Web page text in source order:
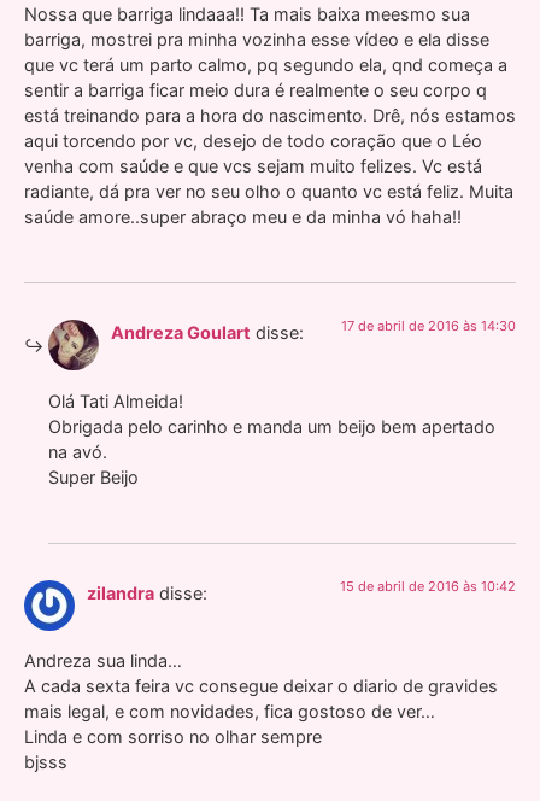
Nossa que barriga lindaaa!! Ta mais baixa meesmo sua
barriga, mostrei pra minha vozinha esse vídeo e ela disse
que vc terá um parto calmo, pq segundo ela, qnd começa a
sentir a barriga ficar meio dura é realmente o seu corpo q
está treinando para a hora do nascimento. Drê, nós estamos
aqui torcendo por vc, desejo de todo coração que o Léo
venha com saúde e que vcs sejam muito felizes. Vc está
radiante, dá pra ver no seu olho o quanto vc está feliz. Muita
saúde amore..super abraço meu e da minha vó haha!!
Andreza Goulart disse: 17 de abril de 2016 às 14:30
Olá Tati Almeida!
Obrigada pelo carinho e manda um beijo bem apertado
na avó.
Super Beijo
zilandra disse: 15 de abril de 2016 às 10:42
Andreza sua linda…
A cada sexta feira vc consegue deixar o diario de gravides
mais legal, e com novidades, fica gostoso de ver…
Linda e com sorriso no olhar sempre
bjsss